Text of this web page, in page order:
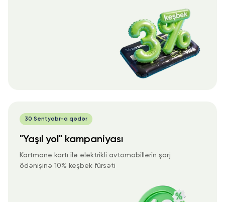
30 Sentyabr-a qədər
"Yaşıl yol" kampaniyası
Kartmane kartı ilə elektrikli avtomobillərin şarj
ödənişinə 10% keşbek fürsəti